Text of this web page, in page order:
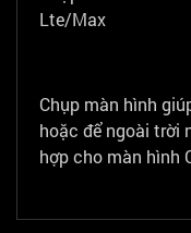
Lte/Max
Chụp màn hình
hoặc để ngoài trời
hợp cho màn hình